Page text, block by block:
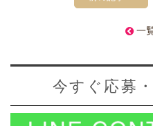
一
今すぐ応募